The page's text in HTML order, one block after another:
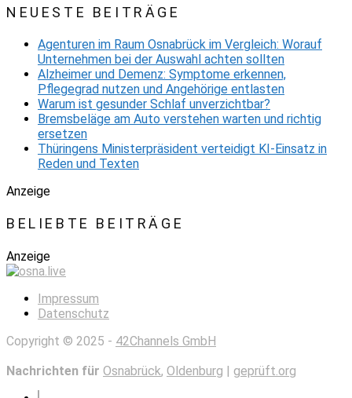
NEUESTE BEITRÄGE
Agenturen im Raum Osnabrück im Vergleich: Worauf
Unternehmen bei der Auswahl achten sollten
Alzheimer und Demenz: Symptome erkennen,
Pflegegrad nutzen und Angehörige entlasten
Warum ist gesunder Schlaf unverzichtbar?
Bremsbeläge am Auto verstehen warten und richtig
ersetzen
Thüringens Ministerpräsident verteidigt KI-Einsatz in
Reden und Texten
Anzeige
BELIEBTE BEITRÄGE
Anzeige
Impressum
Datenschutz
Copyright © 2025 - 42Channels GmbH
Nachrichten für Osnabrück, Oldenburg | geprüft.org